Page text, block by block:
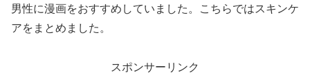
男性に漫画をおすすめしていました。こちらではスキンケ
アをまとめました。
スポンサーリンク